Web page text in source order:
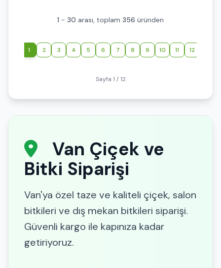
1 - 30 arası, toplam 356 üründen
1 2 3 4 5 6 7 8 9 10 11 12
Sayfa 1 / 12
Van Çiçek ve
Bitki Siparişi
Van'ya özel taze ve kaliteli çiçek, salon
bitkileri ve dış mekan bitkileri siparişi.
Güvenli kargo ile kapınıza kadar
getiriyoruz.